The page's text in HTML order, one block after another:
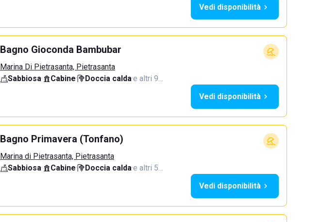
Vedi disponibilità
Bagno Gioconda Bambubar
Marina Di Pietrasanta, Pietrasanta
Sabbiosa· Cabine· Doccia calda·e altri 9…
Vedi disponibilità
Bagno Primavera (Tonfano)
Marina di Pietrasanta, Pietrasanta
Sabbiosa· Cabine· Doccia calda·e altri 5…
Vedi disponibilità